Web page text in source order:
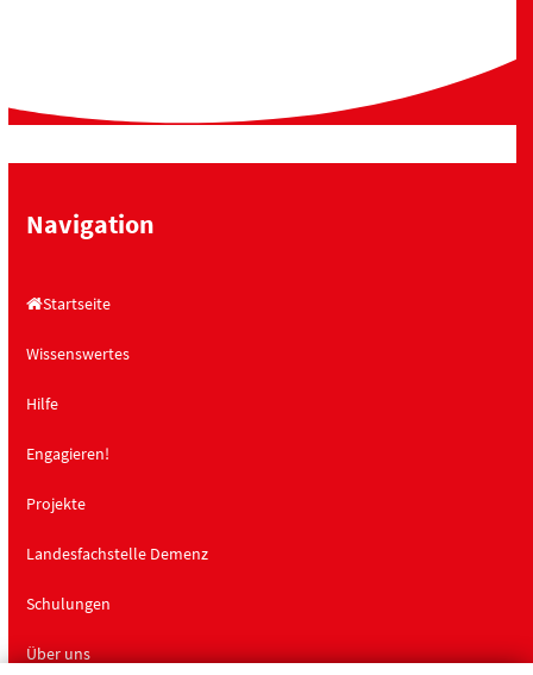
Navigation
Startseite
Wissenswertes
Hilfe
Engagieren!
Projekte
Landesfachstelle Demenz
Schulungen
Über uns